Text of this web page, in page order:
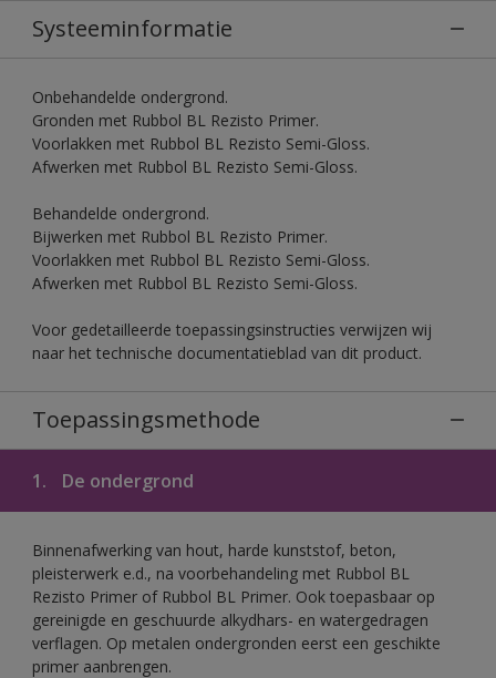
Systeeminformatie
Onbehandelde ondergrond.
Gronden met Rubbol BL Rezisto Primer.
Voorlakken met Rubbol BL Rezisto Semi-Gloss.
Afwerken met Rubbol BL Rezisto Semi-Gloss.
Behandelde ondergrond.
Bijwerken met Rubbol BL Rezisto Primer.
Voorlakken met Rubbol BL Rezisto Semi-Gloss.
Afwerken met Rubbol BL Rezisto Semi-Gloss.
Voor gedetailleerde toepassingsinstructies verwijzen wij
naar het technische documentatieblad van dit product.
Toepassingsmethode
1. De ondergrond
Binnenafwerking van hout, harde kunststof, beton,
pleisterwerk e.d., na voorbehandeling met Rubbol BL
Rezisto Primer of Rubbol BL Primer. Ook toepasbaar op
gereinigde en geschuurde alkydhars- en watergedragen
verflagen. Op metalen ondergronden eerst een geschikte
primer aanbrengen.